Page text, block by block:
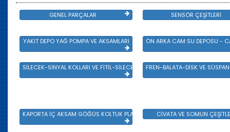
GENEL PARÇALAR SENSÖR ÇEŞİTLERİ
YAKIT DEPO YAĞ POMPA VE AKSAMLARI ÖN ARKA CAM SU DEPOSU -
SİLECEK-SİNYAL KOLLARI VE FİTİL-SİLECEK ÇEŞİTLERİFREN-BALATA-DİSK VE
KAPORTA İÇ AKSAM GÖĞÜS KOLTUK PLASTİK VE SAC AKSAM
CİVATA VE SOMUN